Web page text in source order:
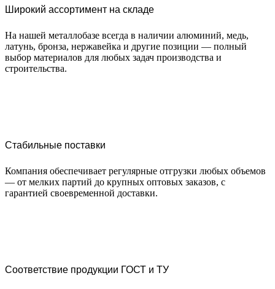
Широкий ассортимент на складе
На нашей металлобазе всегда в наличии алюминий, медь,
латунь, бронза, нержавейка и другие позиции — полный
выбор материалов для любых задач производства и
строительства.
Стабильные поставки
Компания обеспечивает регулярные отгрузки любых объемов
— от мелких партий до крупных оптовых заказов, с
гарантией своевременной доставки.
Соответствие продукции ГОСТ и ТУ